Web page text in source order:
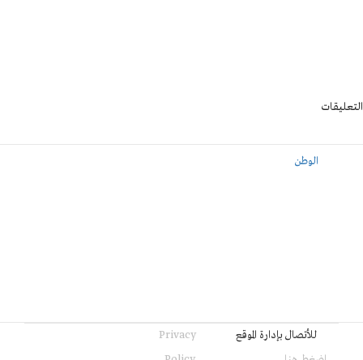
التعليقات
الوطن
للأتصال بإدارة الموقع
Privacy